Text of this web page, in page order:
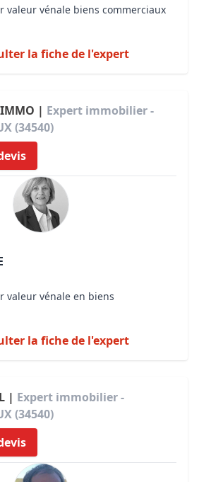
valeur vénale biens commerciaux
la fiche de l'expert
IMMO | Expert immobilier -
(34540)
valeur vénale en biens
la fiche de l'expert
| Expert immobilier -
(34540)